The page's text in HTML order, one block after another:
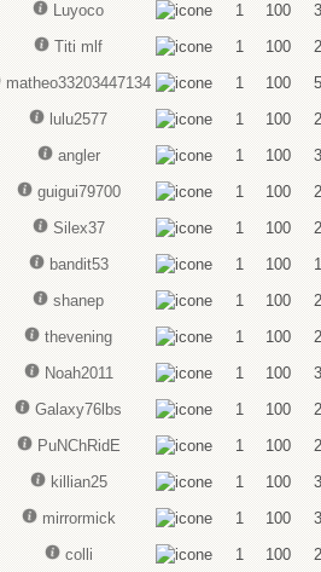
Luyoco 1 100
3
Titi mlf 1 100
2
matheo33203447134 1 100
5
lulu2577 1 100
2
angler 1 100
3
guigui79700 1 100
2
Silex37 1 100
2
bandit53 1 100
1
shanep 1 100
2
thevening 1 100
2
Noah2011 1 100
3
Galaxy76lbs 1 100
2
PuNChRidE 1 100
2
killian25 1 100
3
mirrormick 1 100
3
colli 1 100
2